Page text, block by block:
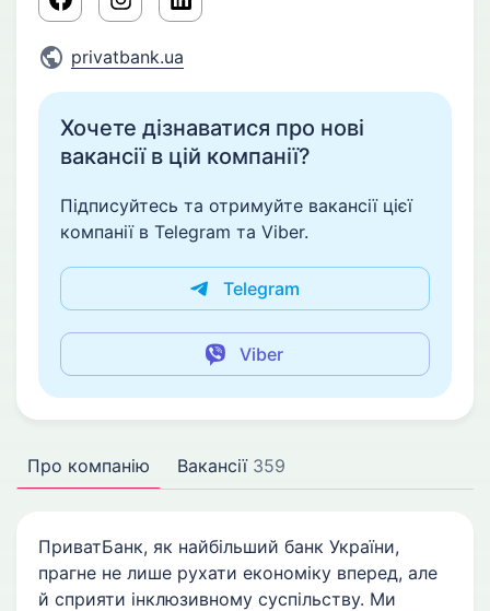
privatbank.ua
Хочете дізнаватися про нові
вакансії в цій компанії?
Підписуйтесь та отримуйте вакансії цієї
компанії в Telegram та Viber.
Telegram
Viber
Про компанію Вакансії 359
ПриватБанк, як найбільший банк України,
прагне не лише рухати економіку вперед, але
й сприяти інклюзивному суспільству. Ми